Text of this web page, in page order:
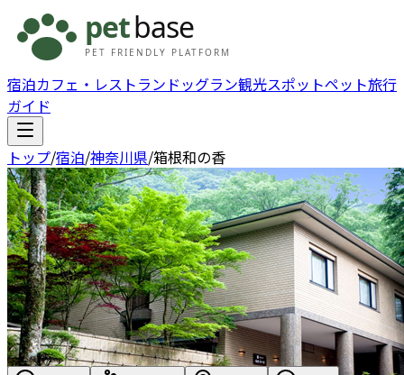
宿泊カフェ・レストラン ドッグラン観光スポットペット旅行
ガイド
トップ/宿泊/神奈川県/箱根和の香